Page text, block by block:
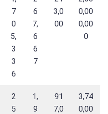
7
0
5,
3
3
6
6
7,
6
6
7
3,0
00
0,00
0,00
0
2
5
1,
9
91
7,0
3,74
0,00